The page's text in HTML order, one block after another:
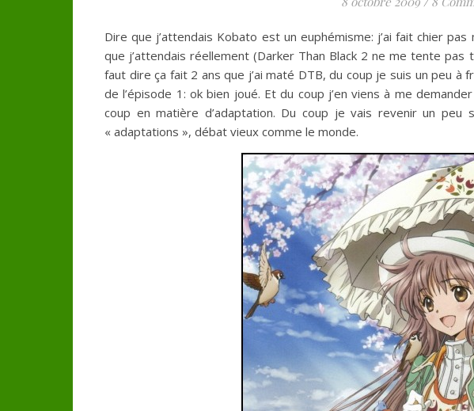
Dire que j’attendais Kobato est un euphémisme: j’ai fait chier
que j’attendais réellement (Darker Than Black 2 ne me tente pas
faut dire ça fait 2 ans que j’ai maté DTB, du coup je suis un peu à
de l’épisode 1: ok bien joué. Et du coup j’en viens à me
coup en matière d’adaptation. Du coup je vais revenir un
« adaptations », débat vieux comme le monde.